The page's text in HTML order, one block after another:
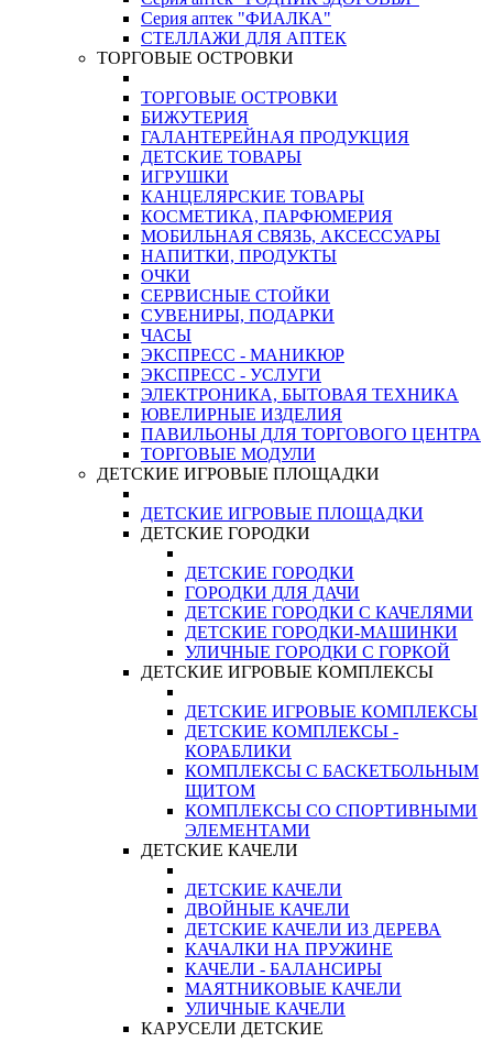
Серия аптек "ФИАЛКА"
СТЕЛЛАЖИ ДЛЯ АПТЕК
ТОРГОВЫЕ ОСТРОВКИ
ТОРГОВЫЕ ОСТРОВКИ
БИЖУТЕРИЯ
ГАЛАНТЕРЕЙНАЯ ПРОДУКЦИЯ
ДЕТСКИЕ ТОВАРЫ
ИГРУШКИ
КАНЦЕЛЯРСКИЕ ТОВАРЫ
КОСМЕТИКА, ПАРФЮМЕРИЯ
МОБИЛЬНАЯ СВЯЗЬ, АКСЕССУАРЫ
НАПИТКИ, ПРОДУКТЫ
ОЧКИ
СЕРВИСНЫЕ СТОЙКИ
СУВЕНИРЫ, ПОДАРКИ
ЧАСЫ
ЭКСПРЕСС - МАНИКЮР
ЭКСПРЕСС - УСЛУГИ
ЭЛЕКТРОНИКА, БЫТОВАЯ ТЕХНИКА
ЮВЕЛИРНЫЕ ИЗДЕЛИЯ
ПАВИЛЬОНЫ ДЛЯ ТОРГОВОГО ЦЕНТРА
ТОРГОВЫЕ МОДУЛИ
ДЕТСКИЕ ИГРОВЫЕ ПЛОЩАДКИ
ДЕТСКИЕ ИГРОВЫЕ ПЛОЩАДКИ
ДЕТСКИЕ ГОРОДКИ
ДЕТСКИЕ ГОРОДКИ
ГОРОДКИ ДЛЯ ДАЧИ
ДЕТСКИЕ ГОРОДКИ С КАЧЕЛЯМИ
ДЕТСКИЕ ГОРОДКИ-МАШИНКИ
УЛИЧНЫЕ ГОРОДКИ С ГОРКОЙ
ДЕТСКИЕ ИГРОВЫЕ КОМПЛЕКСЫ
ДЕТСКИЕ ИГРОВЫЕ КОМПЛЕКСЫ
ДЕТСКИЕ КОМПЛЕКСЫ -
КОРАБЛИКИ
КОМПЛЕКСЫ С БАСКЕТБОЛЬНЫМ
ЩИТОМ
КОМПЛЕКСЫ СО СПОРТИВНЫМИ
ЭЛЕМЕНТАМИ
ДЕТСКИЕ КАЧЕЛИ
ДЕТСКИЕ КАЧЕЛИ
ДВОЙНЫЕ КАЧЕЛИ
ДЕТСКИЕ КАЧЕЛИ ИЗ ДЕРЕВА
КАЧАЛКИ НА ПРУЖИНЕ
КАЧЕЛИ - БАЛАНСИРЫ
МАЯТНИКОВЫЕ КАЧЕЛИ
УЛИЧНЫЕ КАЧЕЛИ
КАРУСЕЛИ ДЕТСКИЕ